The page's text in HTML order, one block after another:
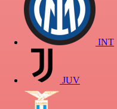
INT
JUV